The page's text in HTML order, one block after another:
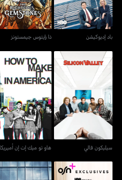
باد إديوكيشن ذا رايتوس جيمستونز
سيليكون فالي
سيليكون فالي
هاو تو ميك إت إن
هاو تو ميك إت إن أميريكا